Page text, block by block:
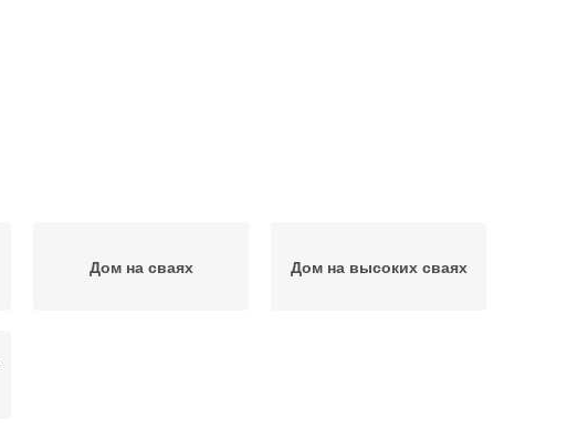
Дом на сваях Дом на высоких сваях